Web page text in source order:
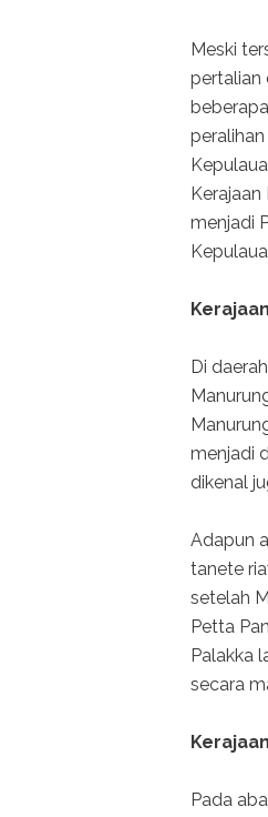
Meski
pertalian
menjadi
Di
menjadi
dikenal
Adapun
tanete
setelah
Petta
Palakka
secara
Pada